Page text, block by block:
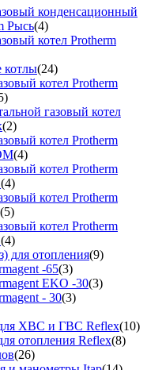
конденсационный
Рысь(4)
котел Protherm
котлы(24)
котел Protherm
газовый котел
(2)
котел Protherm
(4)
котел Protherm
(4)
котел Protherm
(5)
котел Protherm
(4)
для отопления(9)
-65(3)
EKO -30(3)
- 30(3)
ХВС и ГВС Reflex(10)
отопления Reflex(8)
(26)